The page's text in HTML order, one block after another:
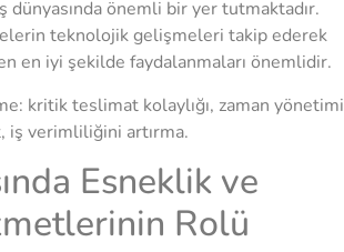
dünyasında önemli bir yer tutmaktadır.
teknolojik gelişmeleri takip ederek
en iyi şekilde faydalanmaları önemlidir.
kritik teslimat kolaylığı, zaman yönetimi
iş verimliliğini artırma.
Esneklik ve
Rolü